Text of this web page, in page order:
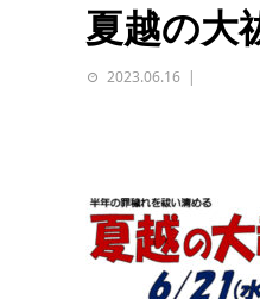
夏越の大
2023.06.16